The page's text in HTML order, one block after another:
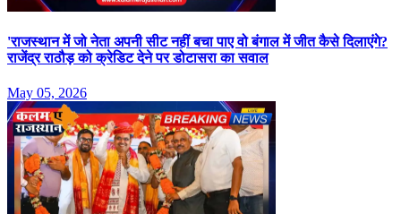
'राजस्थान में जो नेता अपनी सीट नहीं बचा पाए वो बंगाल में जीत कैसे दिलाएंगे?
राजेंद्र राठौड़ को क्रेडिट देने पर डोटासरा का सवाल
May 05, 2026